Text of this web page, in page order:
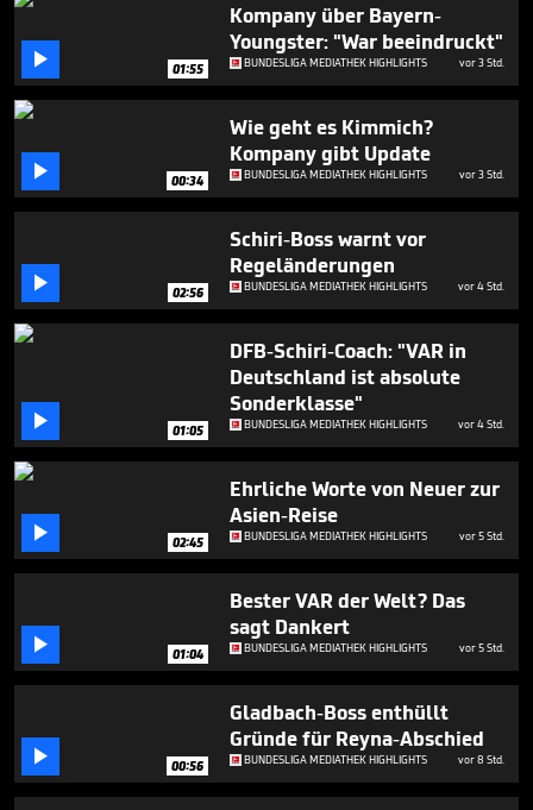
minute,
seconds
 01:55
Kompany über Bayern-
Youngster: "War beeindruckt"
BUNDESLIGA MEDIATHEK HIGHLIGHTS vor 3 Std.
 00:34
Wie geht es Kimmich?
Kompany gibt Update
BUNDESLIGA MEDIATHEK HIGHLIGHTS vor 3 Std.
 02:56
Schiri-Boss warnt vor
Regeländerungen
BUNDESLIGA MEDIATHEK HIGHLIGHTS vor 4 Std.
 01:05
DFB-Schiri-Coach: "VAR in
Deutschland ist absolute
Sonderklasse"
BUNDESLIGA MEDIATHEK HIGHLIGHTS vor 4 Std.
 02:45
Ehrliche Worte von Neuer zur
Asien-Reise
BUNDESLIGA MEDIATHEK HIGHLIGHTS vor 5 Std.
 01:04
Bester VAR der Welt? Das
sagt Dankert
BUNDESLIGA MEDIATHEK HIGHLIGHTS vor 5 Std.
 00:56
Gladbach-Boss enthüllt
Gründe für Reyna-Abschied
BUNDESLIGA MEDIATHEK HIGHLIGHTS vor 8 Std.